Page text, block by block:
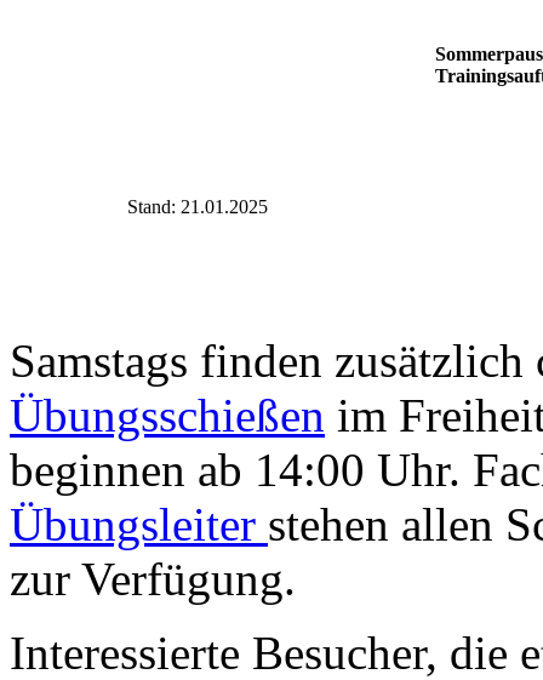
Stand: 21.01.2025
Samstags finden
Übungsschießen im
beginnen ab 14:00 Uhr.
Übungsleiter stehen allen
zur Verfügung.
Interessierte Besucher, die